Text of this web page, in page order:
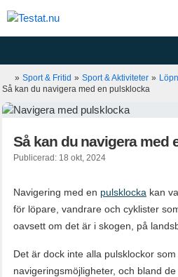
till
innehåll
» Sport & Fritid » Sport & Aktiviteter »
Så kan du navigera med en pulsklocka
Så kan du navigera med
Publicerad: 18 okt, 2024
Navigering med en pulsklocka kan
för löpare, vandrare och cyklister
oavsett om det är i skogen, på
Det är dock inte alla pulsklockor
navigeringsmöjligheter, och bland